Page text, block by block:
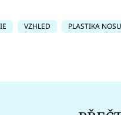
VZHLED PLASTIKA NOSU